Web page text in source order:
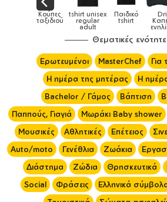
tshirt unisex
regular
Παιδικό
tshirt
Drill
Καπέλα
ενηλίκων
Καπέλα
ενηλίκων
Θεματικές
Ερωτευμένοι MasterChef
Η ημέρα της μητέρας
Η
Bachelor / Γάμος
Βάπτιση
Παππούς, Γιαγιά
Μωράκι Baby shower
Μουσικές
Αθλητικές Επέτειος
Auto/moto
Γενέθλια Ζωάκια
Διάστημα
Ζώδια Θρησκευτικά
Social
Φράσεις Ελληνικά